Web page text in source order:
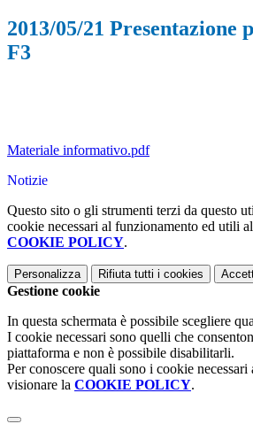
2013/05/21 Presentazione
F3
Materiale informativo.pdf
Notizie
Questo sito o gli strumenti terzi da questo
cookie necessari al funzionamento ed utili
COOKIE POLICY.
Personalizza Rifiuta tutti i cookies
Gestione cookie
In questa schermata è possibile scegliere
I cookie necessari sono quelli che
piattaforma e non è possibile disabilitarli.
Per conoscere quali sono i cookie
visionare la COOKIE POLICY.